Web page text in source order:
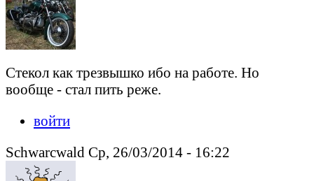
Стекол как трезвышко ибо на работе. Но
вообще - стал пить реже.
войти
Schwarcwald Ср, 26/03/2014 - 16:22